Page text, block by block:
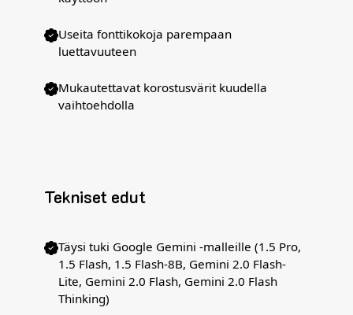
Useita fonttikokoja parempaan
luettavuuteen
Mukautettavat korostusvärit kuudella
vaihtoehdolla
Tekniset edut
Täysi tuki Google Gemini -malleille (1.5 Pro,
1.5 Flash, 1.5 Flash-8B, Gemini 2.0 Flash-
Lite, Gemini 2.0 Flash, Gemini 2.0 Flash
Thinking)